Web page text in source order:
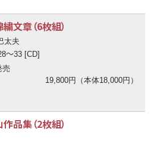
文章（6枚組）
太夫
〜33 [CD]
売
19,800円（本体18,000円）
品集（2枚組）